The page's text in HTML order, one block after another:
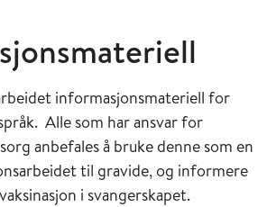
informasjonsmateriell for
Alle som har ansvar for
anbefales å bruke denne som en
til gravide, og informere
i svangerskapet.